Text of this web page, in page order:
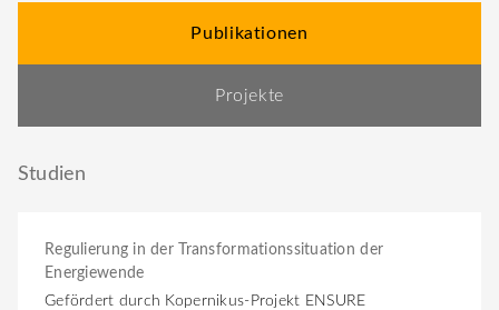
Publikationen
Projekte
Studien
Regulierung in der Transformationssituation der
Energiewende
Gefördert durch Kopernikus-Projekt ENSURE